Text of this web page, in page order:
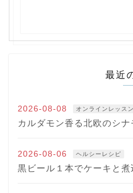
最近
2026-08-08 オンラインレッスン
カルダモン香る北欧のシ
2026-08-06 ヘルシーレシピ
黒ビール１本でケーキと煮